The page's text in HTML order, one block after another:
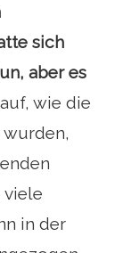
sich
aber es
wie die
viele
in der